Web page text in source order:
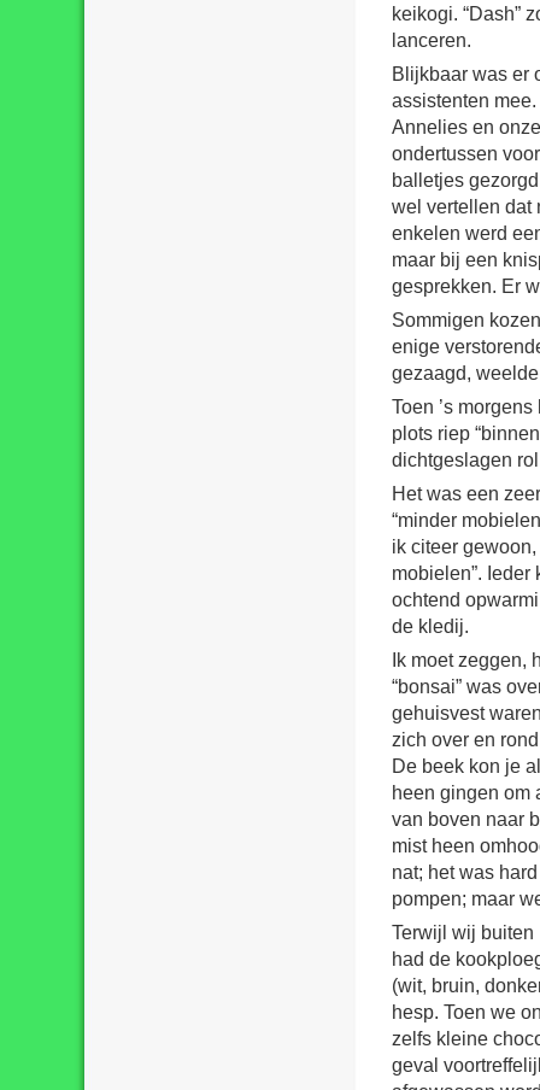
keikogi. “Dash”
lanceren.
Blijkbaar was er
assistenten
Annelies en
ondertussen
balletjes
wel vertellen dat
enkelen werd
maar bij een
gesprekken. Er
Sommigen
enige
gezaagd,
Toen ’s
plots riep
dichtgeslagen
Het was een
“minder
ik citeer
mobielen”.
ochtend
de kledij.
Ik moet zeggen,
“bonsai” was
gehuisvest
zich over en
De beek kon je
heen gingen om
van boven naar
mist heen
nat; het was
pompen; maar
Terwijl wij buiten
had de
(wit, bruin,
hesp. Toen we
zelfs kleine
geval